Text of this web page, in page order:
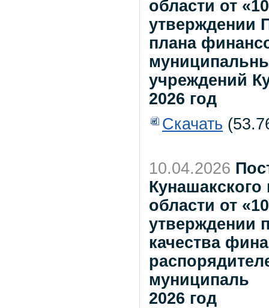
области от
утверждении
плана
учреждений
2026 год
Скачать
10.04.2026
области от
утверждении
качества
муниципаль
2026 год